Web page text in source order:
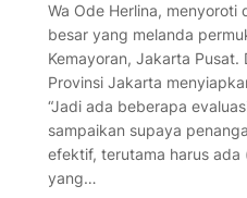
Wa Ode Herlina,
besar yang melanda
Kemayoran, Jakarta Pusat.
Provinsi Jakarta
“Jadi ada beberapa
sampaikan supaya
efektif, terutama harus ada
yang…